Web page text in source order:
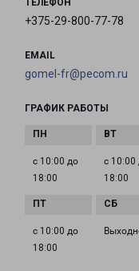
ТЕЛЕФОН
+375-29-800-77-78
EMAIL
gomel-fr@pecom.ru
ГРАФИК РАБОТЫ
с 10:00 до
18:00
с 10:00
18:00
с 10:00 до
18:00